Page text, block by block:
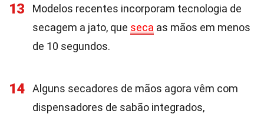
13
Modelos recentes incorporam tecnologia de
secagem a jato, que seca as mãos em menos
de 10 segundos.
14
Alguns secadores de mãos agora vêm com
dispensadores de sabão integrados,